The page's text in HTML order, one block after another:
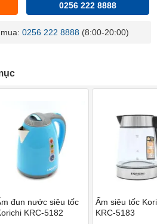
0256 222 8888
0256 222 8888 (8:00-20:00)
đun nước siêu tốc
KRC-5182
Ấm siêu tốc
KRC-5183